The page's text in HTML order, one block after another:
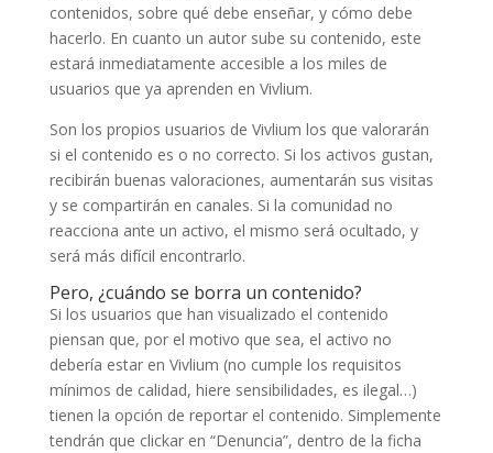
contenidos, sobre qué debe enseñar, y cómo debe
hacerlo. En cuanto un autor sube su contenido, este
estará inmediatamente accesible a los miles de
usuarios que ya aprenden en Vivlium.
Son los propios usuarios de Vivlium los que valorarán
si el contenido es o no correcto. Si los activos gustan,
recibirán buenas valoraciones, aumentarán sus visitas
y se compartirán en canales. Si la comunidad no
reacciona ante un activo, el mismo será ocultado, y
será más difícil encontrarlo.
Pero, ¿cuándo se borra un contenido?
Si los usuarios que han visualizado el contenido
piensan que, por el motivo que sea, el activo no
debería estar en Vivlium (no cumple los requisitos
mínimos de calidad, hiere sensibilidades, es ilegal…)
tienen la opción de reportar el contenido. Simplemente
tendrán que clickar en “Denuncia”, dentro de la ficha